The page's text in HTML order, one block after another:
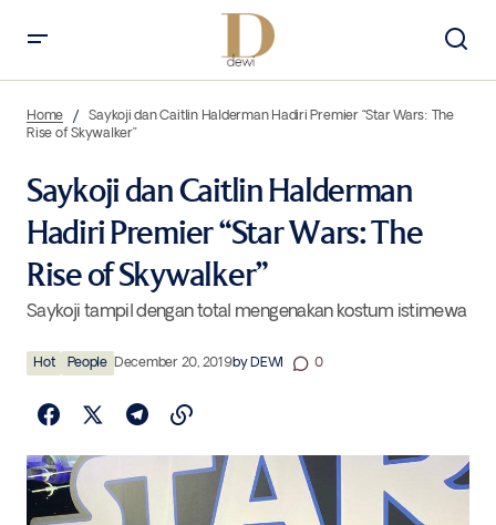
Skywalker”
Home
Saykoji dan Caitlin Halderman Hadiri Premier “Star Wars: The
Rise of Skywalker”
Saykoji dan Caitlin Halderman
Hadiri Premier “Star Wars: The
Rise of Skywalker”
Saykoji tampil dengan total mengenakan kostum istimewa
Hot People December 20, 2019byDEWI 0